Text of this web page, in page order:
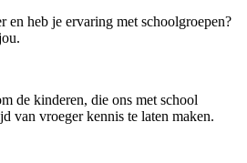
en heb je ervaring met schoolgroepen?
de kinderen, die ons met school
van vroeger kennis te laten maken.